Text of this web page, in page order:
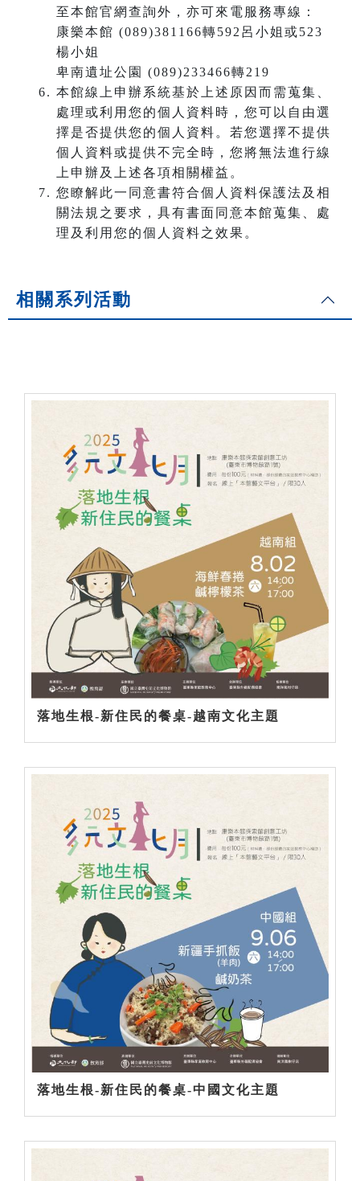
至本館官網查詢外，亦可來電服務專線：
康樂本館 (089)381166轉592呂小姐或523
楊小姐
卑南遺址公園 (089)233466轉219
本館線上申辦系統基於上述原因而需蒐集、
處理或利用您的個人資料時，您可以自由選
擇是否提供您的個人資料。若您選擇不提供
個人資料或提供不完全時，您將無法進行線
上申辦及上述各項相關權益。
您瞭解此一同意書符合個人資料保護法及相
關法規之要求，具有書面同意本館蒐集、處
理及利用您的個人資料之效果。
相關系列活動
落地生根-新住民的餐桌-越南文化主題
落地生根-新住民的餐桌-中國文化主題